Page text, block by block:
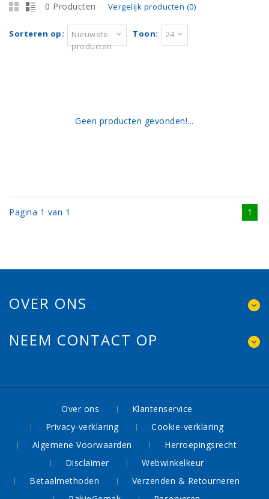
0 Producten Vergelijk producten (0)
Sorteren op:
Nieuwste
producten
Toon: 24
Geen producten gevonden!...
Pagina 1 van 1 1
OVER ONS
NEEM CONTACT OP
Over ons
Klantenservice
Privacy-verklaring
Cookie-verklaring
Algemene Voorwaarden
Herroepingsrecht
Disclaimer
Webwinkelkeur
Betaalmethoden
Verzenden & Retourneren